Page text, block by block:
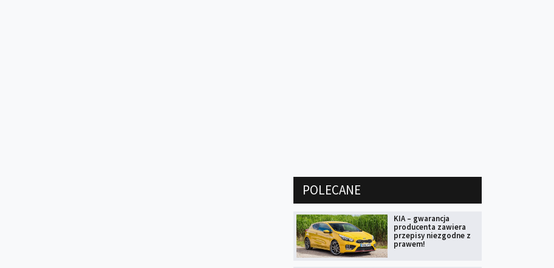
POLECANE
KIA – gwarancja
producenta zawiera
przepisy niezgodne z
prawem!